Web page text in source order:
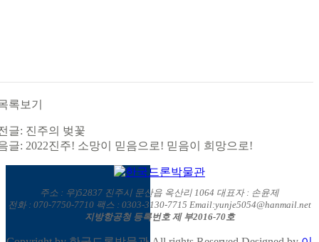
글: 진주의 벚꽃
글: 2022진주! 소망이 믿음으로! 믿음이 희망으로!
주소 : 우)52837 진주시 문산읍 옥산리 1064 대표자 : 손윤제
전화 : 070-7750-7710 팩스 : 0303-3130-7715 Email:yunje5054@hanmail.net
지방항공청 등록번호 제 부2016-70호